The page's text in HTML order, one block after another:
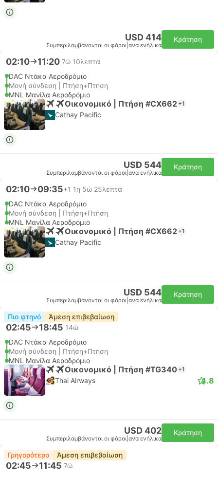
USD 414
Συμπεριλαμβάνονται οι φόροι ανα ενήλικα
Κράτηση
02:10 11:20 7ώ 10λεπτά
DAC Ντάκα Αεροδρόμιο
Μονή σύνδεση | Πτήση+Πτήση
MNL Μανίλα Αεροδρόμιο
Οικονομικό | Πτήση #CX662 +1
Cathay Pacific
USD 544
Συμπεριλαμβάνονται οι φόροι ανα ενήλικα
Κράτηση
02:10 09:35+1 1η 5ώ 25λεπτά
DAC Ντάκα Αεροδρόμιο
Μονή σύνδεση | Πτήση+Πτήση
MNL Μανίλα Αεροδρόμιο
Οικονομικό | Πτήση #CX662 +1
Cathay Pacific
USD 544
Συμπεριλαμβάνονται οι φόροι ανα ενήλικα
Κράτηση
Πιο φτηνό Άμεση επιβεβαίωση
02:45 18:45 14ώ
DAC Ντάκα Αεροδρόμιο
Μονή σύνδεση | Πτήση+Πτήση
MNL Μανίλα Αεροδρόμιο
Οικονομικό | Πτήση #TG340 +1
Thai Airways 4.8
USD 402
Συμπεριλαμβάνονται οι φόροι ανα ενήλικα
Κράτηση
Γρηγορότερο Άμεση επιβεβαίωση
02:45 11:45 7ώ